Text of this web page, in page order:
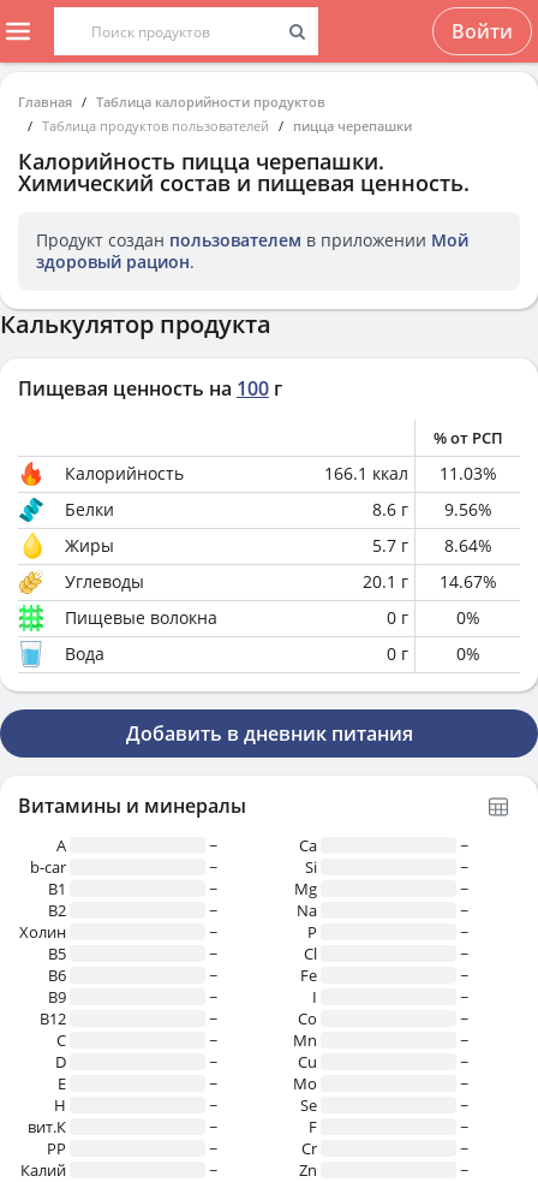
Войти
Главная
Таблица калорийности продуктов
Таблица продуктов пользователей
пицца черепашки
Калорийность пицца черепашки.
Химический состав и пищевая ценность.
Продукт создан пользователем в приложении Мой
здоровый рацион.
Калькулятор продукта
Пищевая ценность на 100 г
% от РСП
Калорийность 166.1 ккал 11.03%
Белки
8.6 г 9.56%
Жиры
5.7 г 8.64%
Углеводы
20.1 г 14.67%
Пищевые волокна
0 г 0%
Вода
0 г 0%
Добавить в дневник питания
Витамины и минералы
A
~
b-car
~
В1
~
B2
~
Холин
~
B5
~
B6
~
B9
~
B12
~
C
~
D
~
E
~
H
~
вит.К
~
PP
~
Калий
~
Ca
~
Si
~
Mg
~
Na
~
P
~
Cl
~
Fe
~
I
~
Co
~
Mn
~
Cu
~
Mo
~
Se
~
F
~
Cr
~
Zn
~